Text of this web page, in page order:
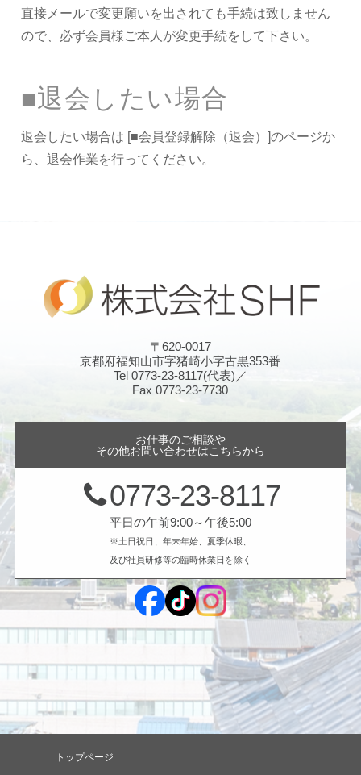
直接メールで変更願いを出されても手続は致しません
ので、必ず会員様ご本人が変更手続をして下さい。
■退会したい場合
退会したい場合は [■会員登録解除（退会）]のページか
ら、退会作業を行ってください。
〒620-0017
京都府福知山市字猪崎小字古黒353番
Tel 0773-23-8117(代表)／
Fax 0773-23-7730
お仕事のご相談や
その他お問い合わせはこちらから
0773-23-8117
平日の午前9:00～午後5:00
※土日祝日、年末年始、夏季休暇、
及び社員研修等の臨時休業日を除く
トップページ